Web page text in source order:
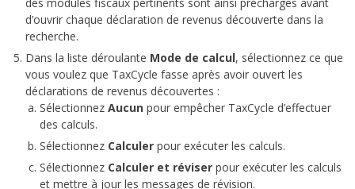
d’ouvrir chaque déclaration de revenus découverte dans la
recherche.
Dans la liste déroulante Mode de calcul, sélectionnez ce que
vous voulez que TaxCycle fasse après avoir ouvert les
déclarations de revenus découvertes :
Sélectionnez Aucun pour empêcher TaxCycle d’effectuer
des calculs.
Sélectionnez Calculer pour exécuter les calculs.
Sélectionnez Calculer et réviser pour exécuter les calculs
et mettre à jour les messages de révision.